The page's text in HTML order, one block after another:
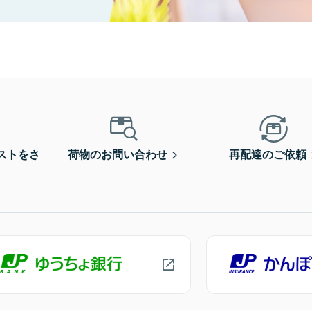
トをさ
荷物のお問い合わせ 再配達のご依頼